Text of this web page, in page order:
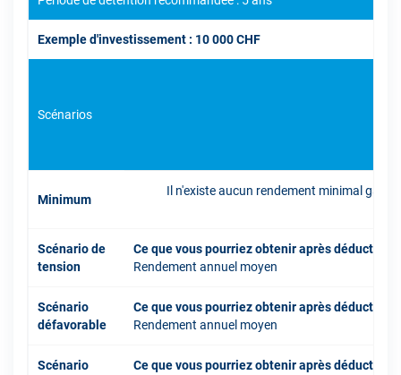
Exemple d'investissement : 10 000 CHF
Scénarios
Minimum
Il n'existe aucun rendement minimal
Scénario de
tension
Ce que vous pourriez obtenir après déduction
Rendement annuel moyen
Scénario
défavorable
Ce que vous pourriez obtenir après déduction
Rendement annuel moyen
Scénario
Ce que vous pourriez obtenir après déduction